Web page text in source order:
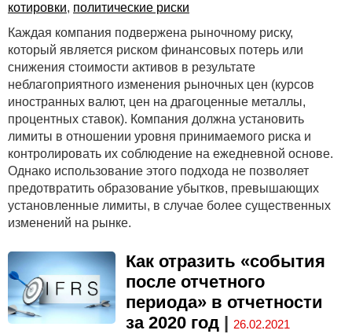
котировки, политические риски
Каждая компания подвержена рыночному риску,
который является риском финансовых потерь или
снижения стоимости активов в результате
неблагоприятного изменения рыночных цен (курсов
иностранных валют, цен на драгоценные металлы,
процентных ставок). Компания должна установить
лимиты в отношении уровня принимаемого риска и
контролировать их соблюдение на ежедневной основе.
Однако использование этого подхода не позволяет
предотвратить образование убытков, превышающих
установленные лимиты, в случае более существенных
изменений на рынке.
Как отразить «события
после отчетного
периода» в отчетности
за 2020 год|
26.02.2021